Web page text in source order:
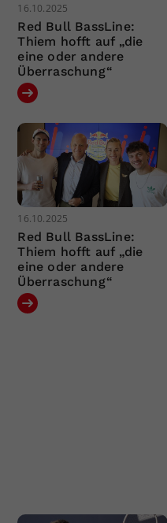
16.10.2025
Red Bull BassLine:
Thiem hofft auf „die
eine oder andere
Überraschung“
16.10.2025
Red Bull BassLine:
Thiem hofft auf „die
eine oder andere
Überraschung“